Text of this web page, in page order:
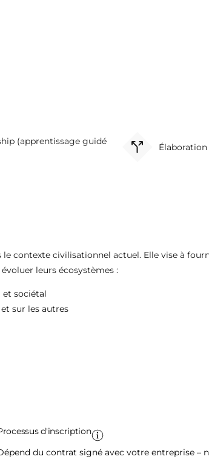
(apprentissage guidé
contexte civilisationnel actuel. Elle vise à
leurs écosystèmes :
et sociétal
sur les autres
d'inscription
du contrat signé avec votre entreprise –